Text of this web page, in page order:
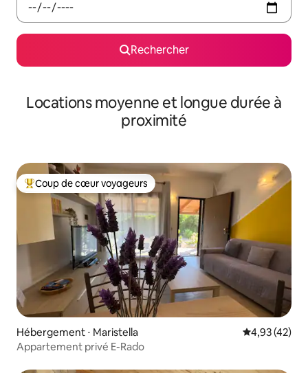
Rechercher
Locations moyenne et longue durée à
proximité
Coups de cœur voyageurs les plus appréciés
Coup de cœur voyageurs
Hébergement ⋅ Maristella Évaluation
4,93 (42)
Appartement privé E-Rado